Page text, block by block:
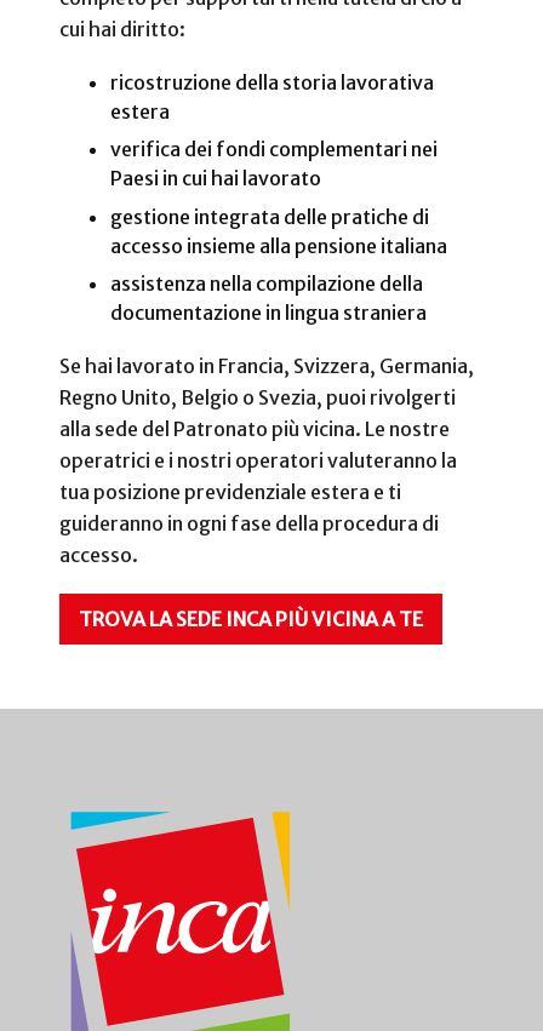
cui hai diritto:
ricostruzione della storia lavorativa
estera
verifica dei fondi complementari nei
Paesi in cui hai lavorato
gestione integrata delle pratiche di
accesso insieme alla pensione italiana
assistenza nella compilazione della
documentazione in lingua straniera
Se hai lavorato in Francia, Svizzera, Germania,
Regno Unito, Belgio o Svezia, puoi rivolgerti
alla sede del Patronato più vicina. Le nostre
operatrici e i nostri operatori valuteranno la
tua posizione previdenziale estera e ti
guideranno in ogni fase della procedura di
accesso.
TROVA LA SEDE INCA PIÙ VICINA A TE